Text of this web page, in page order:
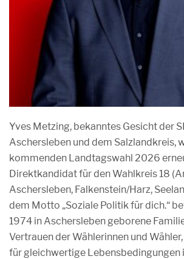
Yves Metzing, bekanntes Gesicht der
Aschersleben und dem Salzlandkreis,
kommenden Landtagswahl 2026
Direktkandidat für den Wahlkreis 18
Aschersleben, Falkenstein/Harz,
dem Motto „Soziale Politik für dich.“
1974 in Aschersleben geborene
Vertrauen der Wählerinnen und
für gleichwertige Lebensbedingungen